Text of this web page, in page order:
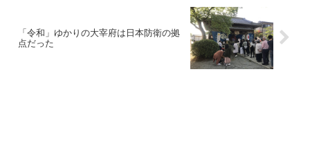
「令和」ゆかりの大宰府は日本防衛の拠
点だった